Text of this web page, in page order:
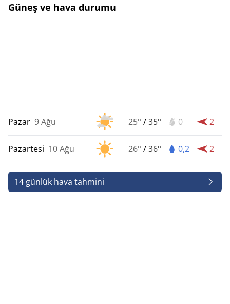
Güneş ve hava durumu
Pazar 9 Ağu 25° /35° 0 2
Pazartesi 10 Ağu 26° /36° 0,2 2
14 günlük hava tahmini